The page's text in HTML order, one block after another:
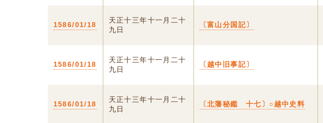
1586/01/18
天正十三年十一月二十
九日
〔富山分国記〕
1586/01/18
天正十三年十一月二十
九日
〔越中旧事記〕
1586/01/18
天正十三年十一月二十
九日
〔北藩秘鑑 十七〕○越中史料